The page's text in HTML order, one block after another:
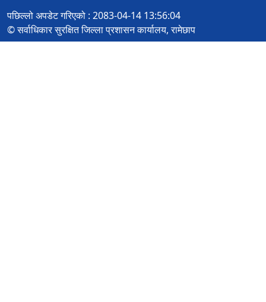
पछिल्लो अपडेट गरिएको : 2083-04-14 13:56:04
© सर्वाधिकार सुरक्षित जिल्ला प्रशासन कार्यालय, रामेछाप